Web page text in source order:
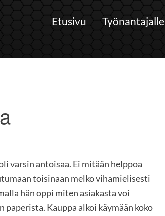
Etusivu Työnantajalle
varsin antoisaa. Ei mitään helppoa
toisinaan melko vihamielisesti
hän oppi miten asiakasta voi
Kauppa alkoi käymään koko